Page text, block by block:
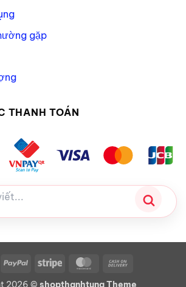
gặp
THANH TOÁN
PayPal Stripe MasterCard
2026 © shopthanhtung Theme